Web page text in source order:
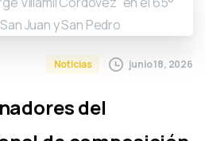
Noticias junio 18, 2026
del